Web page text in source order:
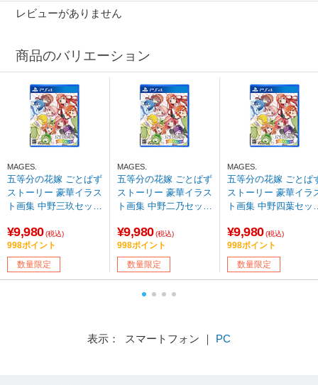
レビューがありません
商品のバリエーション
MAGES.
五等分の花嫁 ごとぱず
ストーリー 豪華イラス
ト画集 中野三玖セット
【sof001】
¥9,980 (税込)
998ポイント
数量限定
MAGES.
五等分の花嫁 ごとぱず
ストーリー 豪華イラス
ト画集 中野二乃セット
【sof001】
¥9,980 (税込)
998ポイント
数量限定
MAGES.
五等分の花嫁 ごとぱ
ストーリー 豪華イラ
ト画集 中野四葉セッ
【sof001】
¥9,980 (税込)
998ポイント
数量限定
表示： スマートフォン ｜ PC